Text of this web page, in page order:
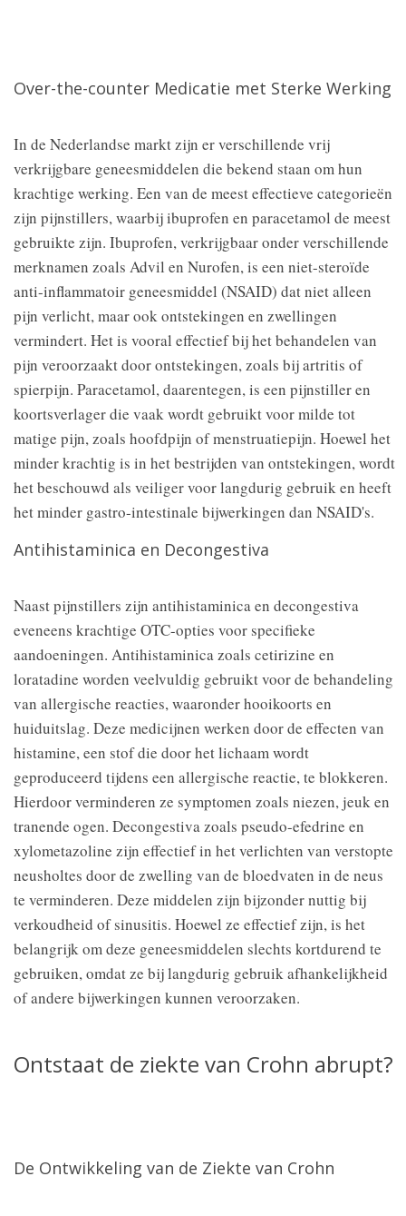
Over-the-counter Medicatie met Sterke Werking
In de Nederlandse markt zijn er verschillende vrij
verkrijgbare geneesmiddelen die bekend staan om hun
krachtige werking. Een van de meest effectieve categorieën
zijn pijnstillers, waarbij ibuprofen en paracetamol de meest
gebruikte zijn. Ibuprofen, verkrijgbaar onder verschillende
merknamen zoals Advil en Nurofen, is een niet-steroïde
anti-inflammatoir geneesmiddel (NSAID) dat niet alleen
pijn verlicht, maar ook ontstekingen en zwellingen
vermindert. Het is vooral effectief bij het behandelen van
pijn veroorzaakt door ontstekingen, zoals bij artritis of
spierpijn. Paracetamol, daarentegen, is een pijnstiller en
koortsverlager die vaak wordt gebruikt voor milde tot
matige pijn, zoals hoofdpijn of menstruatiepijn. Hoewel het
minder krachtig is in het bestrijden van ontstekingen, wordt
het beschouwd als veiliger voor langdurig gebruik en heeft
het minder gastro-intestinale bijwerkingen dan NSAID's.
Antihistaminica en Decongestiva
Naast pijnstillers zijn antihistaminica en decongestiva
eveneens krachtige OTC-opties voor specifieke
aandoeningen. Antihistaminica zoals cetirizine en
loratadine worden veelvuldig gebruikt voor de behandeling
van allergische reacties, waaronder hooikoorts en
huiduitslag. Deze medicijnen werken door de effecten van
histamine, een stof die door het lichaam wordt
geproduceerd tijdens een allergische reactie, te blokkeren.
Hierdoor verminderen ze symptomen zoals niezen, jeuk en
tranende ogen. Decongestiva zoals pseudo-efedrine en
xylometazoline zijn effectief in het verlichten van verstopte
neusholtes door de zwelling van de bloedvaten in de neus
te verminderen. Deze middelen zijn bijzonder nuttig bij
verkoudheid of sinusitis. Hoewel ze effectief zijn, is het
belangrijk om deze geneesmiddelen slechts kortdurend te
gebruiken, omdat ze bij langdurig gebruik afhankelijkheid
of andere bijwerkingen kunnen veroorzaken.
Ontstaat de ziekte van Crohn abrupt?
De Ontwikkeling van de Ziekte van Crohn